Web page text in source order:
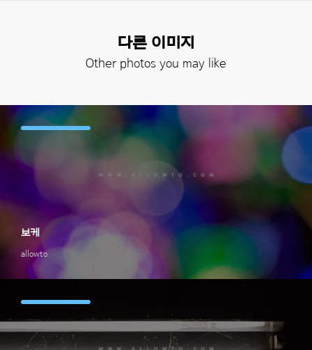
다른 이미지
Other photos you may like
allowto
보케